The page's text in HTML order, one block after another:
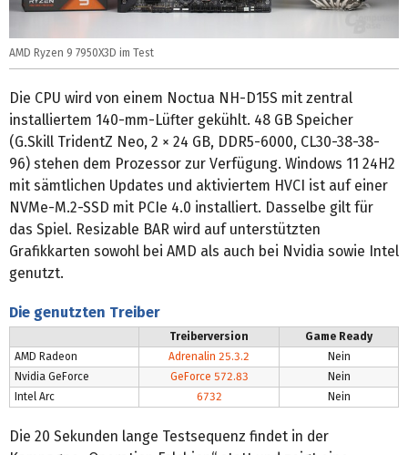
AMD Ryzen 9 7950X3D im Test
Die CPU wird von einem Noctua NH-D15S mit zentral
installiertem 140-mm-Lüfter gekühlt. 48 GB Speicher
(G.Skill TridentZ Neo, 2 × 24 GB, DDR5-6000, CL30-38-38-
96) stehen dem Prozessor zur Verfügung. Windows 11 24H2
mit sämtlichen Updates und aktiviertem HVCI ist auf einer
NVMe-M.2-SSD mit PCIe 4.0 installiert. Dasselbe gilt für
das Spiel. Resizable BAR wird auf unterstützten
Grafikkarten sowohl bei AMD als auch bei Nvidia sowie Intel
genutzt.
Die genutzten Treiber
Treiberversion
Game Ready
AMD Radeon
Adrenalin 25.3.2
Nein
Nvidia GeForce
GeForce 572.83
Nein
Intel Arc
6732 Nein
Die 20 Sekunden lange Testsequenz findet in der